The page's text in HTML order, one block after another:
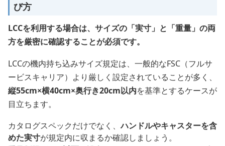
び方
LCCを利用する場合は、サイズの「実寸」と「重量」の両
方を厳密に確認することが必須です。
LCCの機内持ち込みサイズ規定は、一般的なFSC（フルサ
ービスキャリア）より厳しく設定されていることが多く、
縦55cm×横40cm×奥行き20cm以内を基準とするケースが
目立ちます。
カタログスペックだけでなく、ハンドルやキャスターを含
めた実寸が規定内に収まるか確認しましょう。